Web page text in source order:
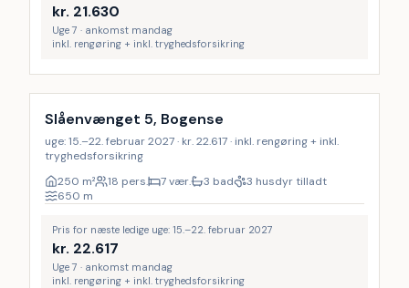
kr. 21.630
Uge 7 · ankomst mandag
inkl. rengøring + inkl. tryghedsforsikring
Inkl. rengøring
Slåenvænget 5, Bogense
uge: 15.–22. februar 2027 · kr. 22.617 · inkl. rengøring + inkl.
tryghedsforsikring
250 m² 18 pers. 7 vær. 3 bad
3 husdyr tilladt
650 m
Pris for næste ledige uge: 15.–22. februar 2027
kr. 22.617
Uge 7 · ankomst mandag
inkl. rengøring + inkl. tryghedsforsikring